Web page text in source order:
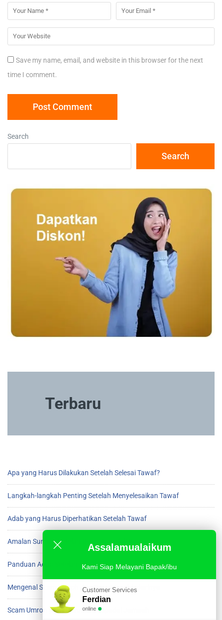
Save my name, email, and website in this browser for the next
time I comment.
Search
Search
Terbaru
Apa yang Harus Dilakukan Setelah Selesai Tawaf?
Langkah-langkah Penting Setelah Menyelesaikan Tawaf
Adab yang Harus Diperhatikan Setelah Tawaf
Amalan Sunnah Setelah Beres Tawaf di Ka’bah
Panduan Adab Setelah Menyelesaikan Tawaf
Mengenal Scam Umroh dan Cara Menghindarinya
Scam Umroh yang Harus Diwaspadai Jamaah
Assalamualaikum
Kami Siap Melayani Bapak/ibu
Customer Services
Ferdian
online